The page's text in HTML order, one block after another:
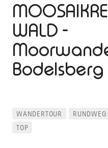
WALD -
Bodelsberg
WANDERTOUR RUNDWEG
TOP